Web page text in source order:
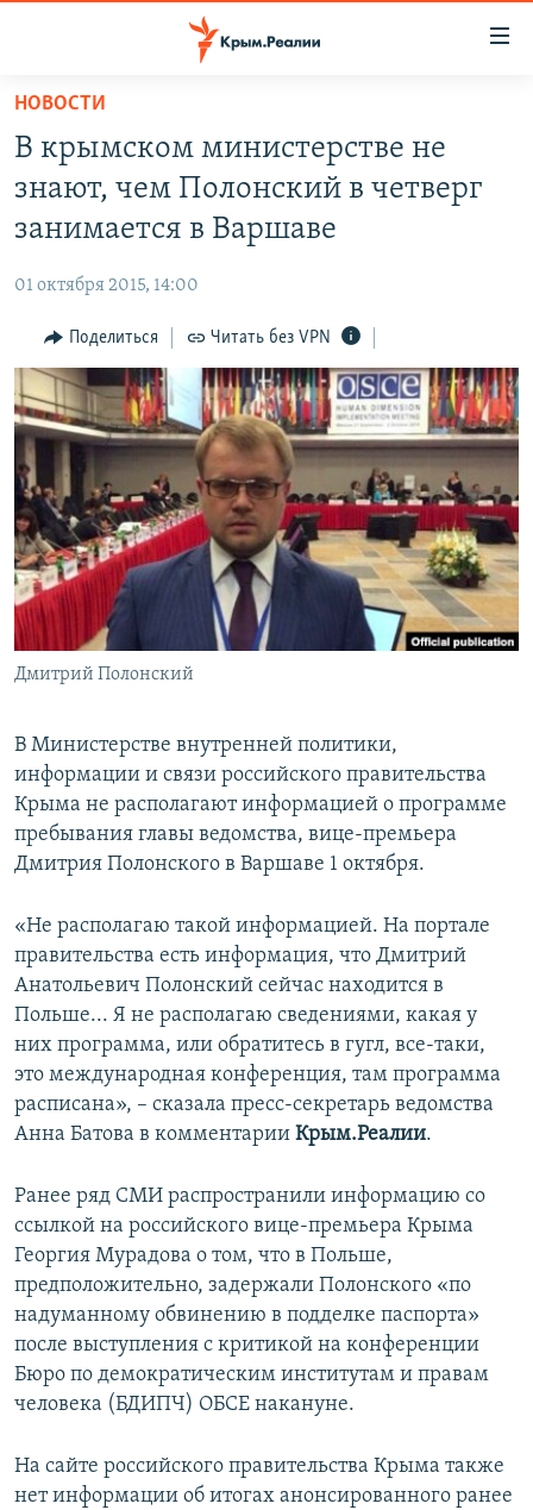
Вернуться
основному
содержанию
главной
навигации
Вернутся
поиску
СПЕЦПРОЕКТЫ
11 ЛЕТ ОККУПАЦИИ КРЫМА. 11 ИСТОРИЙ СОПРОТИВЛЕНИЯ
ЕЩЕ
ИНТЕРАКТИВ
ИНФОГРАФИКА
ТЕЛЕПРОЕКТ КРЫМ.РЕАЛИИ
СОВЕТЫ ПРАВОЗАЩИТНИКОВ
ПРОПАВШИЕ БЕЗ ВЕСТИ
ПОБЕДИТЕЛЕЙ НЕ СУДЯТ?
КРЫМ.НЕПОКОРЕННЫЙ
ELIFBE
УКРАИНСКАЯ ПРОБЛЕМА КРЫМА
РАДІО СВОБОДА
КАК ОБОЙТИ БЛОКИРОВКУ
Українською
Qırımtatar
ПРИСОЕДИНЯЙТЕСЬ!
НОВОСТИ
В крымском министерстве не
знают, чем Полонский в четверг
занимается в Варшаве
01 октября 2015, 14:00
Поделиться Читать без VPN
Дмитрий Полонский
В Министерстве внутренней политики,
информации и связи российского правительства
Крыма не располагают информацией о программе
пребывания главы ведомства, вице-премьера
Дмитрия Полонского в Варшаве 1 октября.
«Не располагаю такой информацией. На портале
правительства есть информация, что Дмитрий
Анатольевич Полонский сейчас находится в
Польше... Я не располагаю сведениями, какая у
них программа, или обратитесь в гугл, все-таки,
это международная конференция, там программа
расписана», – сказала пресс-секретарь ведомства
Анна Батова в комментарии Крым.Реалии.
Ранее ряд СМИ распространили информацию со
ссылкой на российского вице-премьера Крыма
Георгия Мурадова о том, что в Польше,
предположительно, задержали Полонского «по
надуманному обвинению в подделке паспорта»
после выступления с критикой на конференции
Бюро по демократическим институтам и правам
человека (БДИПЧ) ОБСЕ накануне.
На сайте российского правительства Крыма также
нет информации об итогах анонсированного ранее